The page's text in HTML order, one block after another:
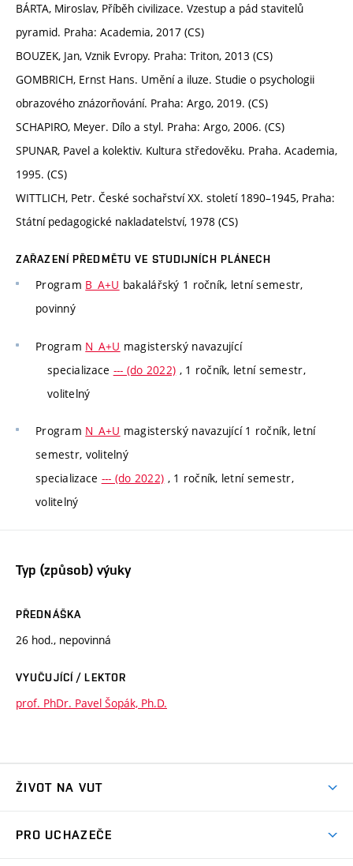
BÁRTA, Miroslav, Příběh civilizace. Vzestup a pád stavitelů
pyramid. Praha: Academia, 2017 (CS)
BOUZEK, Jan, Vznik Evropy. Praha: Triton, 2013 (CS)
GOMBRICH, Ernst Hans. Umění a iluze. Studie o psychologii
obrazového znázorňování. Praha: Argo, 2019. (CS)
SCHAPIRO, Meyer. Dílo a styl. Praha: Argo, 2006. (CS)
SPUNAR, Pavel a kolektiv. Kultura středověku. Praha. Academia,
1995. (CS)
WITTLICH, Petr. České sochařství XX. století 1890–1945, Praha:
Státní pedagogické nakladatelství, 1978 (CS)
ZAŘAZENÍ PŘEDMĚTU VE STUDIJNÍCH PLÁNECH
Program B_A+U bakalářský 1 ročník, letní semestr,
povinný
Program N_A+U magisterský navazující
specializace --- (do 2022) , 1 ročník, letní semestr,
volitelný
Program N_A+U magisterský navazující 1 ročník, letní
semestr, volitelný
specializace --- (do 2022) , 1 ročník, letní semestr,
volitelný
Typ (způsob) výuky
PŘEDNÁŠKA
26 hod., nepovinná
VYUČUJÍCÍ / LEKTOR
prof. PhDr. Pavel Šopák, Ph.D.
ŽIVOT NA VUT
PRO UCHAZEČE